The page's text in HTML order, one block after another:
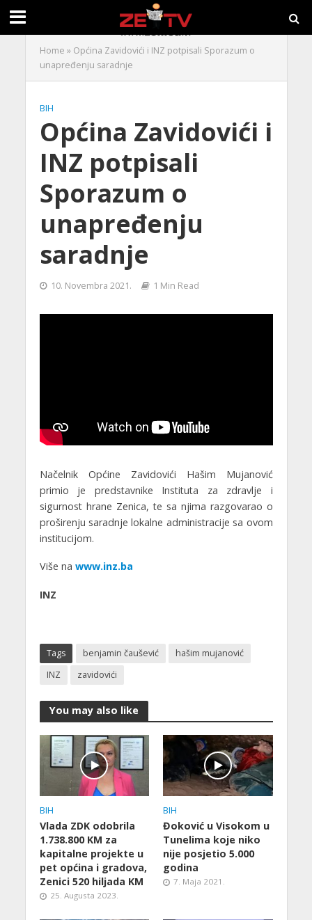
Home » Općina Zavidovići i INZ potpisali Sporazum o
unapređenju saradnje
BIH
Općina Zavidovići i
INZ potpisali
Sporazum o
unapređenju
saradnje
10. Novembra 2021. 1 Min Read
Načelnik Općine Zavidovići Hašim Mujanović
primio je predstavnike Instituta za zdravlje i
sigurnost hrane Zenica, te sa njima razgovarao o
proširenju saradnje lokalne administracije sa ovom
institucijom.
Više na www.inz.ba
INZ
Tags benjamin čaušević
hašim mujanović
INZ
zavidovići
You may also like
BIH
Vlada ZDK odobrila
1.738.800 KM za
kapitalne projekte u
pet općina i gradova,
Zenici 520 hiljada KM
25. Augusta 2023.
BIH
Đoković u Visokom u
Tunelima koje niko
nije posjetio 5.000
godina
7. Maja 2021.